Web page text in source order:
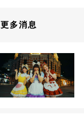
更多消息